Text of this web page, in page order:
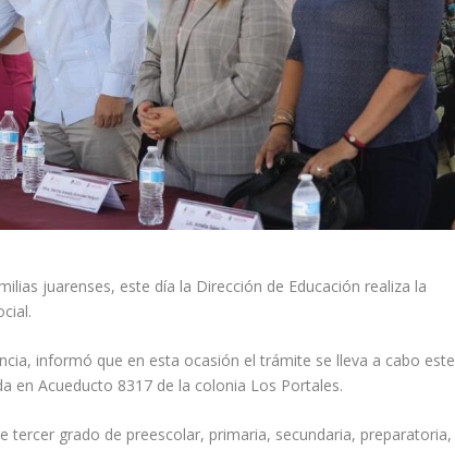
juarenses, este día la Dirección de Educación realiza la
informó que en esta ocasión el trámite se lleva a cabo este
en Acueducto 8317 de la colonia Los Portales.
grado de preescolar, primaria, secundaria, preparatoria,